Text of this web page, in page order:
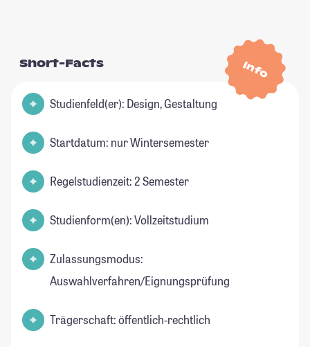
Info
Short-Facts
Studienfeld(er): Design, Gestaltung
Startdatum: nur Wintersemester
Regelstudienzeit: 2 Semester
Studienform(en): Vollzeitstudium
Zulassungsmodus:
Auswahlverfahren/Eignungsprüfung
Trägerschaft: öffentlich-rechtlich